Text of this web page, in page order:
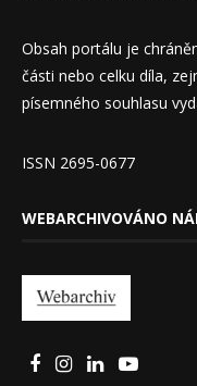
Obsah portálu je
části nebo celku díla,
písemného souhlasu
ISSN 2695-0677
WEBARCHIVOVÁNO